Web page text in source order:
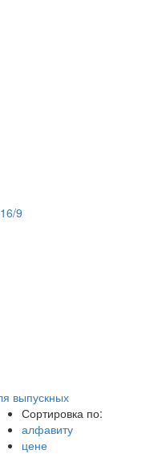
9
выпускных
Сортировка по:
алфавиту
цене